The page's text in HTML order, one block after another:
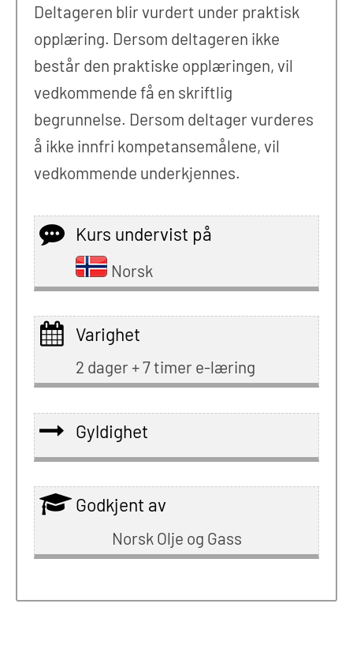
Deltageren blir vurdert under praktisk
opplæring. Dersom deltageren ikke
består den praktiske opplæringen, vil
vedkommende få en skriftlig
begrunnelse. Dersom deltager vurderes
å ikke innfri kompetansemålene, vil
vedkommende underkjennes.
Kurs undervist på
Norsk
Varighet
2 dager + 7 timer e-læring
Gyldighet
Godkjent av
Norsk Olje og Gass